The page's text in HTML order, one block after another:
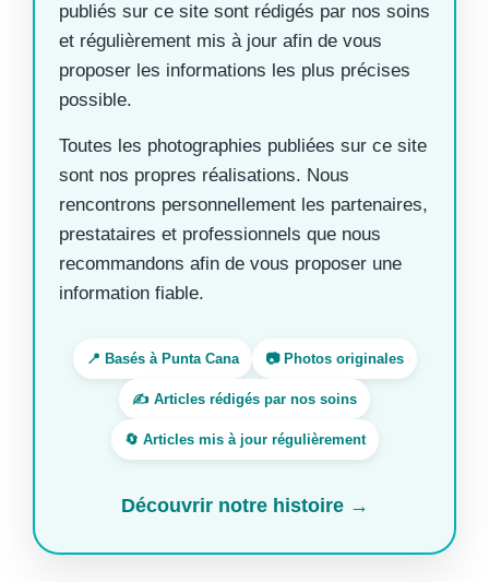
publiés sur ce site sont rédigés par nos soins
et régulièrement mis à jour afin de vous
proposer les informations les plus précises
possible.
Toutes les photographies publiées sur ce site
sont nos propres réalisations. Nous
rencontrons personnellement les partenaires,
prestataires et professionnels que nous
recommandons afin de vous proposer une
information fiable.
📍 Basés à Punta Cana 📷 Photos originales
✍️ Articles rédigés par nos soins
🔄 Articles mis à jour régulièrement
Découvrir notre histoire →